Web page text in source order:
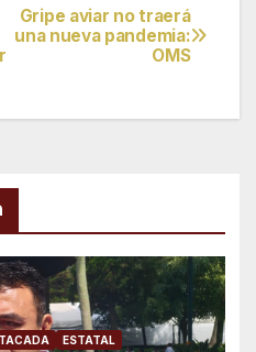
Gripe aviar no traerá
una nueva pandemia:
OMS
ESTATAL